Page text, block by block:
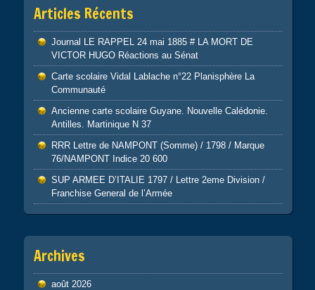
Articles Récents
Journal LE RAPPEL 24 mai 1885 # LA MORT DE
VICTOR HUGO Réactions au Sénat
Carte scolaire Vidal Lablache n°22 Planisphère La
Communauté
Ancienne carte scolaire Guyane. Nouvelle Calédonie.
Antilles. Martinique N 37
RRR Lettre de NAMPONT (Somme) / 1798 / Marque
76/NAMPONT Indice 20 600
SUP ARMEE D’ITALIE 1797 / Lettre 2eme Division /
Franchise General de l’Armée
Archives
août 2026